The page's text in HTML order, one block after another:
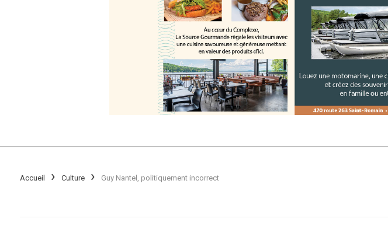
Accueil Culture Guy Nantel, politiquement incorrect